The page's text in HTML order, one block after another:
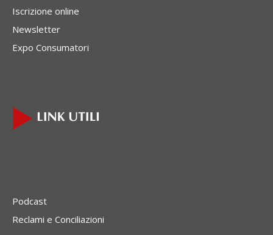
Iscrizione online
Newsletter
Expo Consumatori
Podcast
Reclami e Conciliazioni